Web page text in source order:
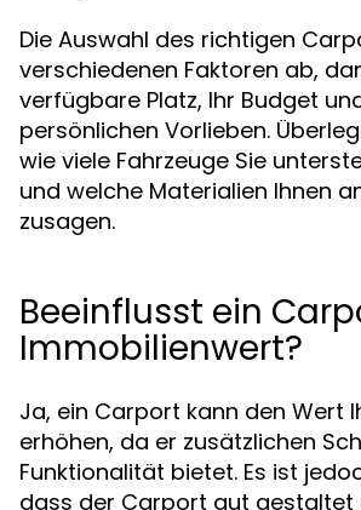
Die Auswahl des richtigen
verschiedenen Faktoren ab,
verfügbare Platz, Ihr Budget
persönlichen Vorlieben.
wie viele Fahrzeuge Sie
und welche Materialien Ihnen
zusagen.
Beeinflusst ein
Immobilienwert?
Ja, ein Carport kann den Wert
erhöhen, da er zusätzlichen
Funktionalität bietet. Es ist
dass der Carport gut gestaltet